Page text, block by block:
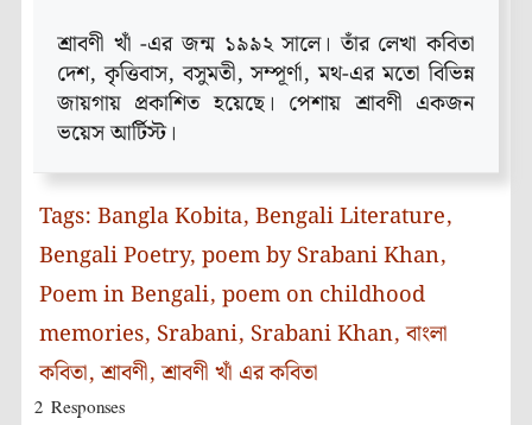
শ্রাবণী খাঁ -এর জন্ম ১৯৯২ সালে। তাঁর লেখা কবিতা
দেশ, কৃত্তিবাস, বসুমতী, সম্পূর্ণা, মথ-এর মতো বিভিন্ন
জায়গায় প্রকাশিত হয়েছে। পেশায় শ্রাবণী একজন
ভয়েস আর্টিস্ট।
Tags: Bangla Kobita, Bengali Literature,
Bengali Poetry, poem by Srabani Khan,
Poem in Bengali, poem on childhood
memories, Srabani, Srabani Khan,বাংলা
কবিতা,শ্রাবণী,শ্রাবণী খাঁ এর কবিতা
2 Responses